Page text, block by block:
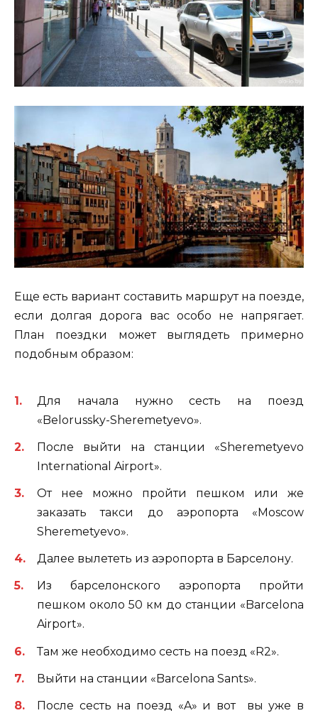
Еще есть вариант составить маршрут на поезде,
если долгая дорога вас особо не напрягает.
План поездки может выглядеть примерно
подобным образом:
Для начала нужно сесть на поезд
«Belorussky-Sheremetyevo».
После выйти на станции «Sheremetyevo
International Airport».
От нее можно пройти пешком или же
заказать такси до аэропорта «Moscow
Sheremetyevo».
Далее вылететь из аэропорта в Барселону.
Из барселонского аэропорта пройти
пешком около 50 км до станции «Barcelona
Airport».
Там же необходимо сесть на поезд «R2».
Выйти на станции «Barcelona Sants».
После сесть на поезд «A» и вот вы уже в